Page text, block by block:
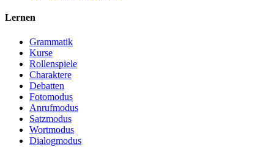
Lernen
Grammatik
Kurse
Rollenspiele
Charaktere
Debatten
Fotomodus
Anrufmodus
Satzmodus
Wortmodus
Dialogmodus